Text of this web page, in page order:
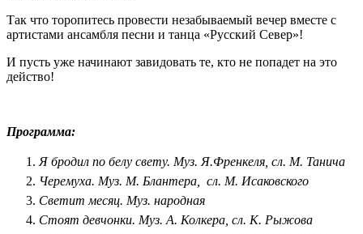
Так что торопитесь провести незабываемый вечер вместе с
артистами ансамбля песни и танца «Русский Север»!
И пусть уже начинают завидовать те, кто не попадет на это
действо!
Программа:
Я бродил по белу свету. Муз. Я.Френкеля, сл. М. Танича
Черемуха. Муз. М. Блантера, сл. М. Исаковского
Светит месяц. Муз. народная
Стоят девчонки. Муз. А. Колкера, сл. К. Рыжова